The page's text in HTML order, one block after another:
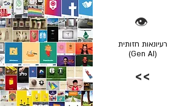
👁️
רעיונאות חזותית
(Gen AI)
>>